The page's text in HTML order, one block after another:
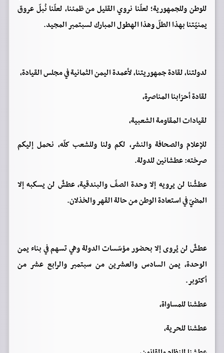
للوطن وللجمهورية؛ لعلّنا نروي القليل من ظمئنا، لعلّنا نُبلّ عروق
يمنيّتنا بهذا الطلّ وهذا الهطول المبارك لسبتمبر المجيد.
لدولتنا، لقادة جمهوريتنا، لأعمدة اليمن الثمانية في مجلس القيادة،
لقادة أحزابنا المناصرة،
لقيادات المقاومة الشعبية،
للإعلام والصحافة والنشر، لكم ولنا وللشعب كلّه، نحمل إليكم
صرخته: عطشانين للدولة.
عطشُنا لن يرويه إلا وحدة الصفّ والبندقية، عطشٌ لن يسكبه إلا
المضيّ في استعادة الوطن من حالة القهر والخذلان.
عطشٌ لن يُروى إلا بحضور مؤسّسات الدولة وهي تسهم في بناء يمن
الوحدة، يمن السادس والعشرين من سبتمبر والرابع عشر من
أكتوبر.
عطشنا للمساواة،
عطشنا للحرية،